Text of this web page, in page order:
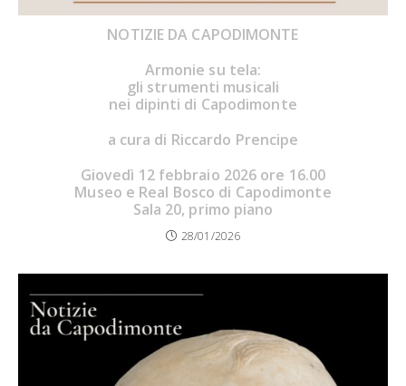
NOTIZIE DA CAPODIMONTE
Armonie su tela:
gli strumenti musicali
nei dipinti di Capodimonte
a cura di Riccardo Prencipe
Giovedì 12 febbraio 2026 ore 16.00
Museo e Real Bosco di Capodimonte
Sala 20, primo piano
28/01/2026